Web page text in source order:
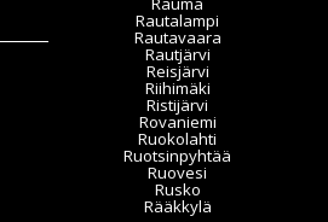
Rautalampi
Rautavaara
Rautjärvi
Reisjärvi
Riihimäki
Ristijärvi
Rovaniemi
Ruokolahti
Ruotsinpyhtää
Ruovesi
Rusko
Rääkkylä